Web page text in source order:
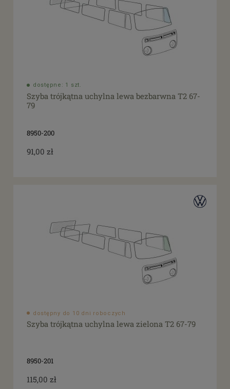
dostępne: 1 szt.
Szyba trójkątna uchylna lewa bezbarwna T2 67-
79
8950-200
91,00 zł
dostępny do 10 dni roboczych
Szyba trójkątna uchylna lewa zielona T2 67-79
8950-201
115,00 zł